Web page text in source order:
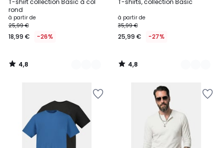
T-shirt collection Basic à col
rond
à partir de
25,99 €
18,99 € -26%
Couleurs
4,8
/
T-shirts, collection Basic
à partir de
35,99 €
25,99 € -27%
Couleurs
4,8
/